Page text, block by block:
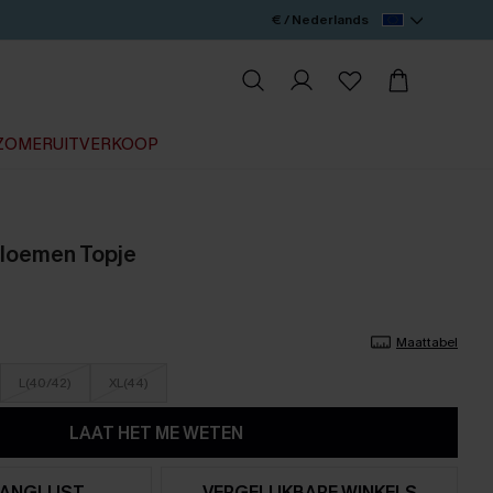
€ / Nederlands
Topje
Maattabel
L(40/42) XL(44)
LAAT HET ME WETEN